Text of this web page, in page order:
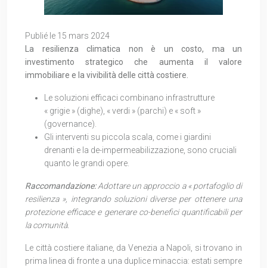
Publié le 15 mars 2024
La resilienza climatica non è un costo, ma un
investimento strategico che aumenta il valore
immobiliare e la vivibilità delle città costiere.
Le soluzioni efficaci combinano infrastrutture
« grigie » (dighe), « verdi » (parchi) e « soft »
(governance).
Gli interventi su piccola scala, come i giardini
drenanti e la de-impermeabilizzazione, sono cruciali
quanto le grandi opere.
Raccomandazione:Adottare un approccio a « portafoglio di
resilienza », integrando soluzioni diverse per ottenere una
protezione efficace e generare co-benefici quantificabili per
la comunità.
Le città costiere italiane, da Venezia a Napoli, si trovano in
prima linea di fronte a una duplice minaccia: estati sempre